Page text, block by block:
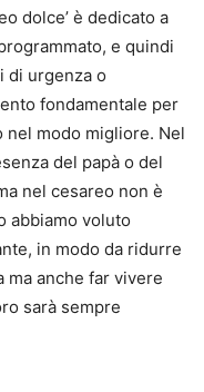
dolce’ è dedicato a
e quindi
di urgenza o
fondamentale per
nel modo migliore. Nel
del papà o del
nel cesareo non è
abbiamo voluto
in modo da ridurre
ma anche far vivere
sarà sempre